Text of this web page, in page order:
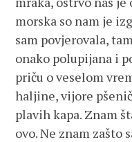
morska so nam je
sam povjerovala,
onako polupijana i
priču o veselom
haljine, vijore
plavih kapa. Znam
ovo. Ne znam zašto